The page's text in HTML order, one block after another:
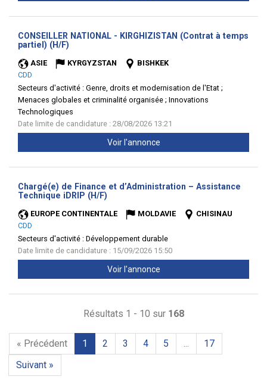
CONSEILLER NATIONAL - KIRGHIZISTAN (Contrat à temps
partiel) (H/F)
ASIE KYRGYZSTAN
BISHKEK
CDD
Secteurs d'activité : Genre, droits et modernisation de l'Etat ;
Menaces globales et criminalité organisée ; Innovations
Technologiques
Date limite de candidature : 28/08/2026 13:21
Voir l'annonce
Chargé(e) de Finance et d’Administration – Assistance
Technique iDRIP (H/F)
EUROPE CONTINENTALE MOLDAVIE
CHISINAU
CDD
Secteurs d'activité : Développement durable
Date limite de candidature : 15/09/2026 15:50
Voir l'annonce
Résultats 1 - 10 sur 168
« Précédent 1 2 3 4 5 ...
17
Suivant »